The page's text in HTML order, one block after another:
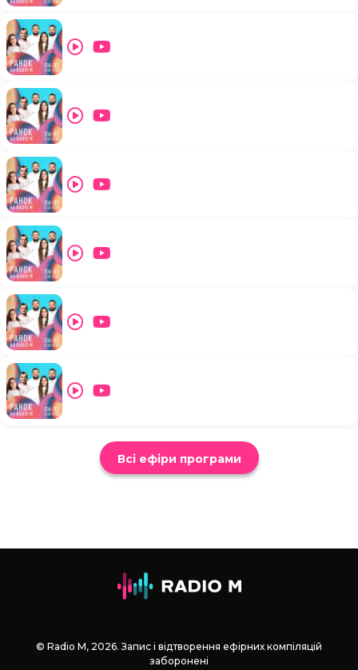
Всі ефіри програми
© Radio М, 2026. Запис і відтворення ефірних компіляцій
заборонені